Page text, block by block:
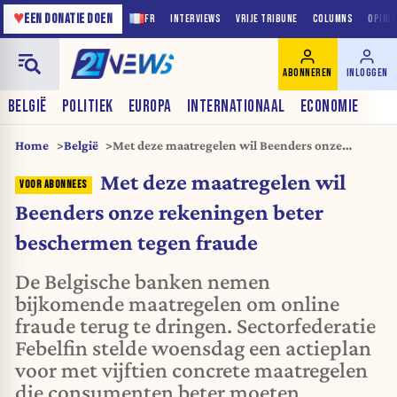
FR INTERVIEWS VRIJE TRIBUNE COLUMNS
♥EEN DONATIE DOEN
BELGIË POLITIEK EUROPA INTERNATIONAAL ECONOMIE
ABONNEREN INLOGGEN
Home België
Met deze maatregelen wil Beenders onze
Met deze maatregelen wil
Beenders onze rekeningen beter
beschermen tegen fraude
De Belgische banken nemen
bijkomende maatregelen om online
fraude terug te dringen. Sectorfederatie
Febelfin stelde woensdag een actieplan
voor met vijftien concrete maatregelen
die consumenten beter moeten